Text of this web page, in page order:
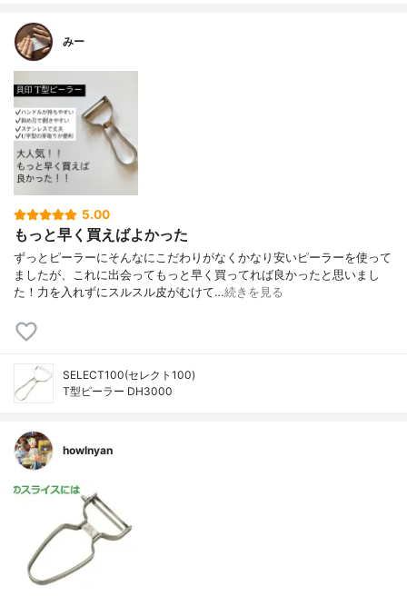
みー
5.00
もっと早く買えばよかった
ずっとピーラーにそんなにこだわりがなくかなり安いピーラーを使って
ましたが、これに出会ってもっと早く買ってれば良かったと思いまし
た！力を入れずにスルスル皮がむけて…続きを見る
SELECT100(セレクト100)
T型ピーラー DH3000
howlnyan